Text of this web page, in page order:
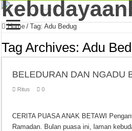
Home / Tag:Adu Bedug
Tag Archives:Adu
BELEDURAN DAN NGADU
Ritus 0
CERITA PUASA ANAK BETAWI
Ramadan. Bulan puasa ini, laman